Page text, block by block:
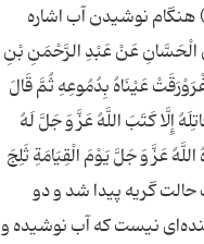
هنگام نوشیدن آب اشاره
عَنْ عَبْدِ الرَّحْمَنِ بْنِ
عَیْنَاهُ بِدُمُوعِهِ ثُمَّ قَالَ
إِلَّا کَتَبَ اللَّهُ عَزَّ وَ جَلَّ لَهُ
عَزَّ وَ جَلَّ یَوْمَ الْقِیَامَةِ ثَلِجَ
گریه پیدا شد و دو
نیست که آب نوشیده و